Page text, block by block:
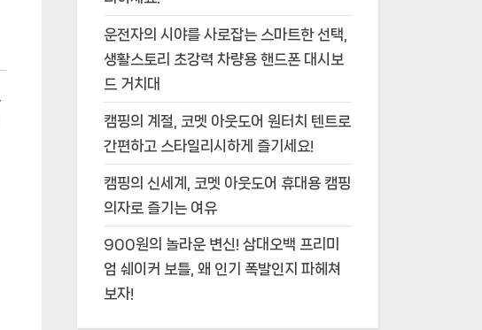
운전자의 시야를 사로잡는 스마트한 선택,
생활스토리 초강력 차량용 핸드폰 대시보
드 거치대
캠핑의 계절, 코멧 아웃도어 원터치 텐트로
간편하고 스타일리시하게 즐기세요!
캠핑의 신세계, 코멧 아웃도어 휴대용 캠핑
의자로 즐기는 여유
900원의 놀라운 변신! 삼대오백 프리미
엄 쉐이커 보틀, 왜 인기 폭발인지 파헤쳐
보자!